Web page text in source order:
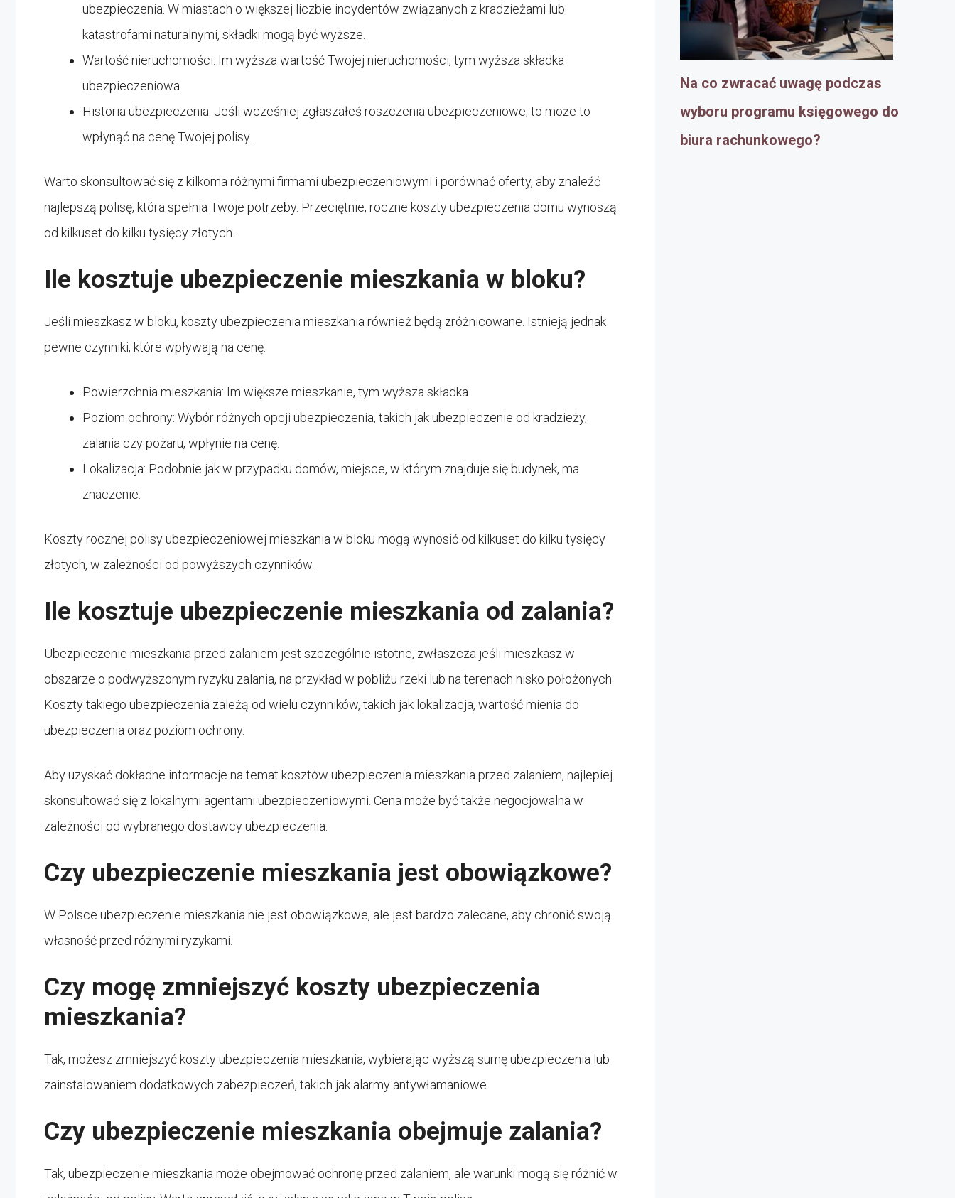
ubezpieczenia. W miastach o większej liczbie incydentów związanych z kradzieżami lub
katastrofami naturalnymi, składki mogą być wyższe.
Wartość nieruchomości: Im wyższa wartość Twojej nieruchomości, tym wyższa składka
ubezpieczeniowa.
Historia ubezpieczenia: Jeśli wcześniej zgłaszałeś roszczenia ubezpieczeniowe, to może to
wpłynąć na cenę Twojej polisy.
Warto skonsultować się z kilkoma różnymi firmami ubezpieczeniowymi i porównać oferty, aby znaleźć
najlepszą polisę, która spełnia Twoje potrzeby. Przeciętnie, roczne koszty ubezpieczenia domu wynoszą
od kilkuset do kilku tysięcy złotych.
Ile kosztuje ubezpieczenie mieszkania w bloku?
Jeśli mieszkasz w bloku, koszty ubezpieczenia mieszkania również będą zróżnicowane. Istnieją jednak
pewne czynniki, które wpływają na cenę:
Powierzchnia mieszkania: Im większe mieszkanie, tym wyższa składka.
Poziom ochrony: Wybór różnych opcji ubezpieczenia, takich jak ubezpieczenie od kradzieży,
zalania czy pożaru, wpłynie na cenę.
Lokalizacja: Podobnie jak w przypadku domów, miejsce, w którym znajduje się budynek, ma
znaczenie.
Koszty rocznej polisy ubezpieczeniowej mieszkania w bloku mogą wynosić od kilkuset do kilku tysięcy
złotych, w zależności od powyższych czynników.
Ile kosztuje ubezpieczenie mieszkania od zalania?
Ubezpieczenie mieszkania przed zalaniem jest szczególnie istotne, zwłaszcza jeśli mieszkasz w
obszarze o podwyższonym ryzyku zalania, na przykład w pobliżu rzeki lub na terenach nisko położonych.
Koszty takiego ubezpieczenia zależą od wielu czynników, takich jak lokalizacja, wartość mienia do
ubezpieczenia oraz poziom ochrony.
Aby uzyskać dokładne informacje na temat kosztów ubezpieczenia mieszkania przed zalaniem, najlepiej
skonsultować się z lokalnymi agentami ubezpieczeniowymi. Cena może być także negocjowalna w
zależności od wybranego dostawcy ubezpieczenia.
Czy ubezpieczenie mieszkania jest obowiązkowe?
W Polsce ubezpieczenie mieszkania nie jest obowiązkowe, ale jest bardzo zalecane, aby chronić swoją
własność przed różnymi ryzykami.
Czy mogę zmniejszyć koszty ubezpieczenia
mieszkania?
Tak, możesz zmniejszyć koszty ubezpieczenia mieszkania, wybierając wyższą sumę ubezpieczenia lub
zainstalowaniem dodatkowych zabezpieczeń, takich jak alarmy antywłamaniowe.
Czy ubezpieczenie mieszkania obejmuje zalania?
Tak, ubezpieczenie mieszkania może obejmować ochronę przed zalaniem, ale warunki mogą się różnić w
Na co zwracać uwagę podczas
wyboru programu księgowego do
biura rachunkowego?